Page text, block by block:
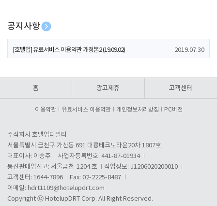
공지사항
[호텔업] 개인정보 처리방침 개정본1 (19.09.02)
[호텔업] 유료서비스 이용약관 개정본2 (19.09.02) 2019.07.30
홈 광고제휴 고객센터
이용약관 유료서비스 이용약관 개인정보처리방침 PC버전
주식회사 호텔업디알티
서울특별시 금천구 가산동 691 대륭테크노타운20차 1807호
대표이사: 이송주
사업자등록번호: 441-87-01934
통신판매업신고: 서울금천-1204 호
직업정보: J1206020200010
고객센터: 1644-7896
Fax: 02-2225-8487
이메일: hdrt1109@hotelupdrt.com
Copyright ⓒ HotelupDRT Corp. All Right Reserved.